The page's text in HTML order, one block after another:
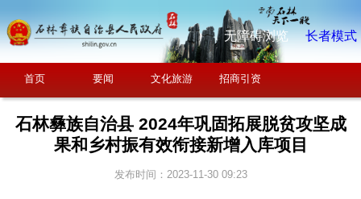
无障碍浏览 长者模式
首页 要闻 文化旅游 招商引资
石林彝族自治县 2024年巩固拓展脱贫攻坚成
果和乡村振有效衔接新增入库项目
发布时间：2023-11-30 09:23